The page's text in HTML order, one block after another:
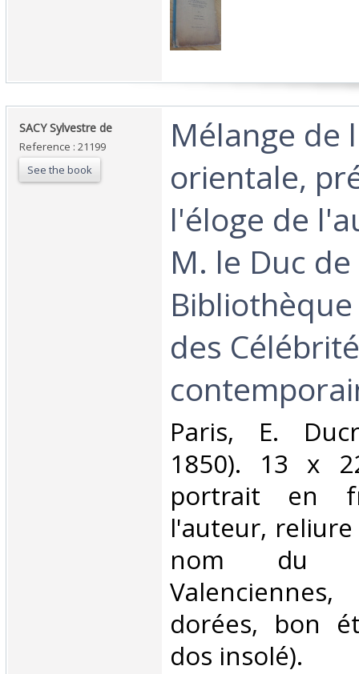
‎SACY Sylvestre de‎
Reference : 21199
See the book
‎Mélange de
orientale,
l'éloge de
M. le Duc
des
‎Paris, E.
1850). 13 x
portrait en
l'auteur,
nom du
dorées, bon
dos insolé).‎